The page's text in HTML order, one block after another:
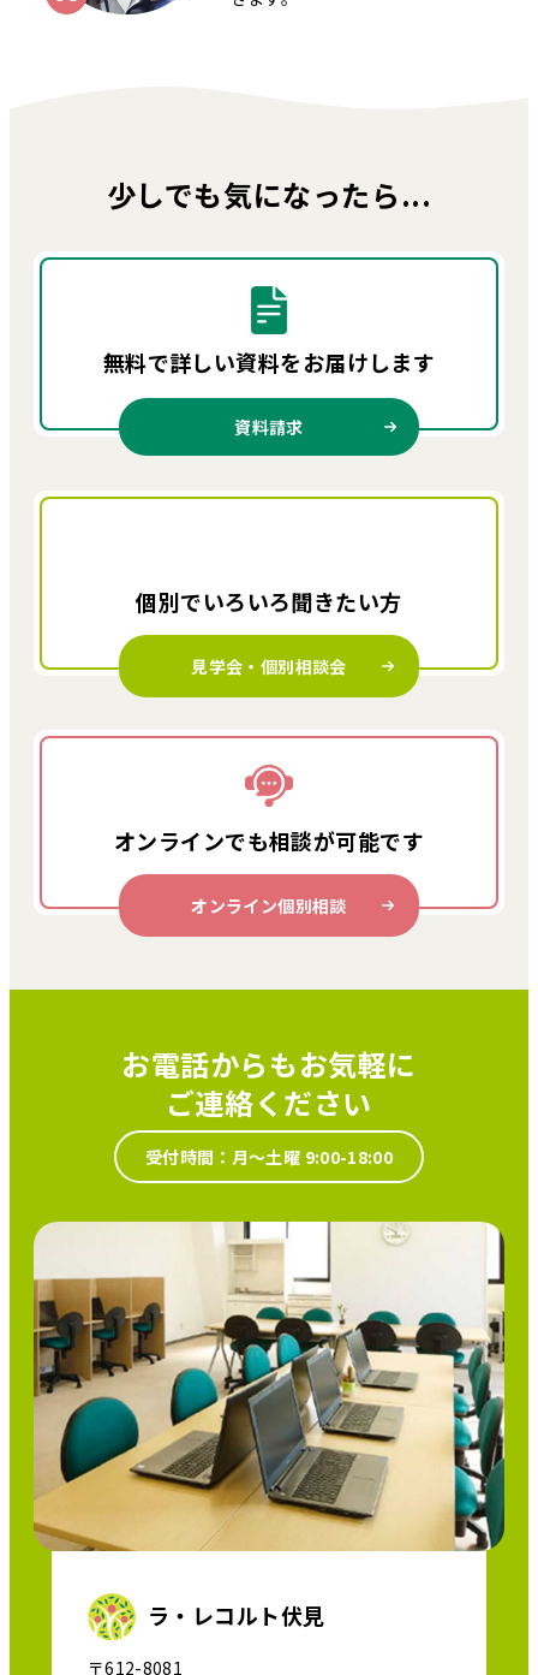
少しでも気になったら...
無料で詳しい資料をお届けします
資料請求
個別でいろいろ聞きたい方
見学会・個別相談会
オンラインでも相談が可能です
オンライン個別相談
お電話からもお気軽に
ご連絡ください
受付時間：月～土曜 9:00-18:00
ラ・レコルト伏見
〒612-8081